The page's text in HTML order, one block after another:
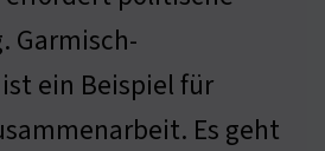
Garmisch-
ein Beispiel für
Es geht